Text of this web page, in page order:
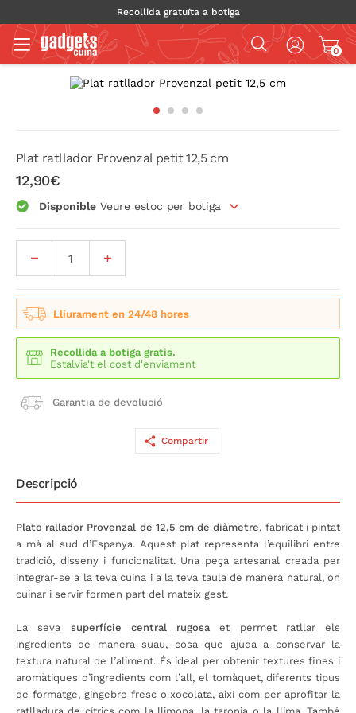
Recollida gratuïta a botiga
0
Plat ratllador Provenzal petit 12,5 cm
12,90€
Disponible Veure estoc per botiga
Lliurament en 24/48 hores
Recollida a botiga gratis.
Estalvia't el cost d'enviament
Garantia de devolució
Compartir
Descripció
Plato rallador Provenzal de 12,5 cm de diàmetre, fabricat i pintat
a mà al sud d’Espanya. Aquest plat representa l’equilibri entre
tradició, disseny i funcionalitat. Una peça artesanal creada per
integrar-se a la teva cuina i a la teva taula de manera natural, on
cuinar i servir formen part del mateix gest.
La seva superfície central rugosa et permet ratllar els
ingredients de manera suau, cosa que ajuda a conservar la
textura natural de l’aliment. És ideal per obtenir textures fines i
aromàtiques d’ingredients com l’all, el tomàquet, diferents tipus
de formatge, gingebre fresc o xocolata, així com per aprofitar la